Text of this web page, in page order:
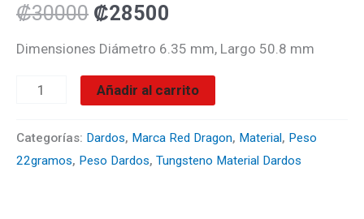
₡30000 ₡28500
Dimensiones Diámetro 6.35 mm, Largo 50.8 mm
Añadir al carrito
Categorías: Dardos, Marca Red Dragon, Material, Peso
22gramos, Peso Dardos, Tungsteno Material Dardos